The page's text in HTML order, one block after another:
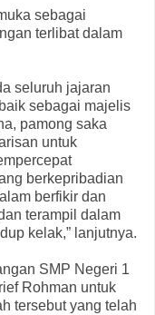
sebagai
terlibat dalam
seluruh jajaran
sebagai majelis
pamong saka
untuk
berkepribadian
berfikir dan
terampil dalam
kelak,” lanjutnya.
SMP Negeri 1
Rohman untuk
tersebut yang telah